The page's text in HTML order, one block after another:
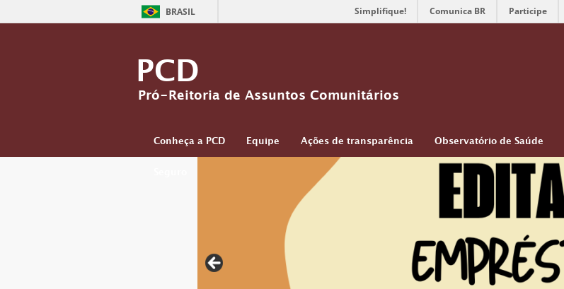
BRASIL Simplifique! Comunica BR Participe
PCD
Pró-Reitoria de Assuntos Comunitários
Conheça a PCD Equipe Ações de transparência Observatório de Saúde